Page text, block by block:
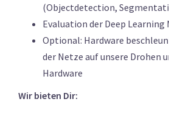
(Objectdetection,
Evaluation der Deep Learning
Optional: Hardware
der Netze auf unsere Drohen
Hardware
Wir bieten Dir: